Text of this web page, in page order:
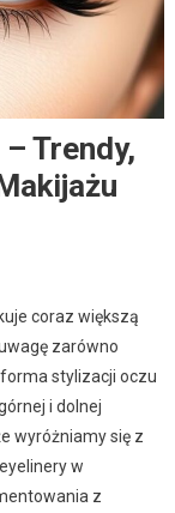
Trendy,
coraz większą
zarówno
stylizacji oczu
i dolnej
wyróżniamy się z
w
z